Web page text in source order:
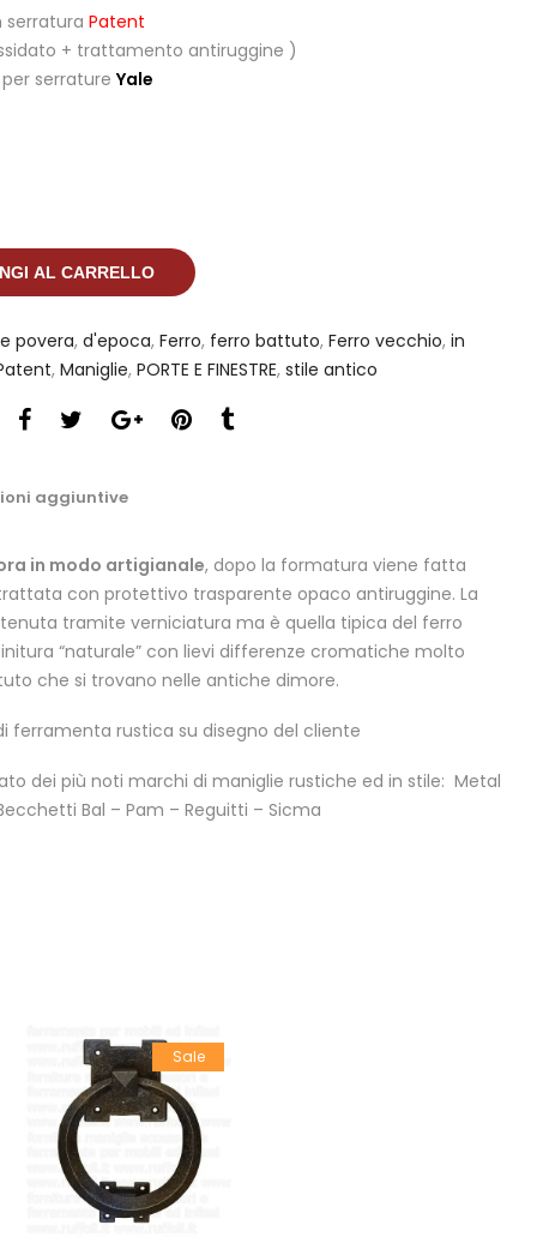
serratura Patent
+ trattamento antiruggine )
per serratureYale
AL CARRELLO
povera, d'epoca, Ferro, ferro battuto, Ferro vecchio, in
, Maniglie, PORTE E FINESTRE, stile antico
aggiuntive
in modo artigianale, dopo la formatura viene fatta
con protettivo trasparente opaco antiruggine. La
tramite verniciatura ma è quella tipica del ferro
“naturale” con lievi differenze cromatiche molto
che si trovano nelle antiche dimore.
ferramenta rustica su disegno del cliente
dei più noti marchi di maniglie rustiche ed in stile: Metal
Bal – Pam – Reguitti – Sicma
Sale